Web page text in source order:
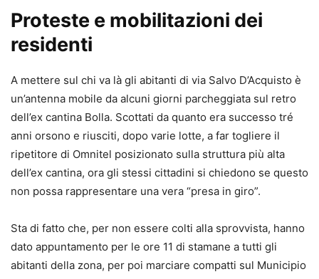
Proteste e mobilitazioni dei
residenti
A mettere sul chi va là gli abitanti di via Salvo D’Acquisto è
un’antenna mobile da alcuni giorni parcheggiata sul retro
dell’ex cantina Bolla. Scottati da quanto era successo tré
anni orsono e riusciti, dopo varie lotte, a far togliere il
ripetitore di Omnitel posizionato sulla struttura più alta
dell’ex cantina, ora gli stessi cittadini si chiedono se questo
non possa rappresentare una vera “presa in giro”.
Sta di fatto che, per non essere colti alla sprovvista, hanno
dato appuntamento per le ore 11 di stamane a tutti gli
abitanti della zona, per poi marciare compatti sul Municipio